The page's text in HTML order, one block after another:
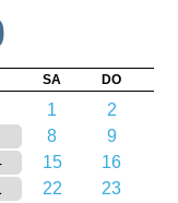
SA DO
1
2
8
9
15
16
22
23